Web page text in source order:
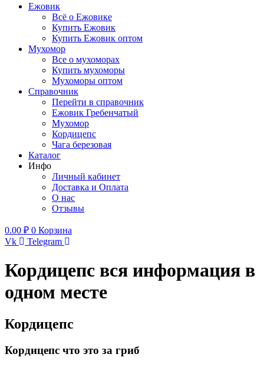
Ежовик
Всё о Ежовике
Купить Ежовик
Купить Ежовик оптом
Мухомор
Все о мухоморах
Купить мухоморы
Мухоморы оптом
Справочник
Перейти в справочник
Ежовик Гребенчатый
Мухомор
Кордицепс
Чага березовая
Каталог
Инфо
Личный кабинет
Доставка и Оплата
О нас
Отзывы
0.00 ₽ 0 Корзина
Vk
Telegram
Кордицепс вся информация в
одном месте
Кордицепс
Кордицепс что это за гриб